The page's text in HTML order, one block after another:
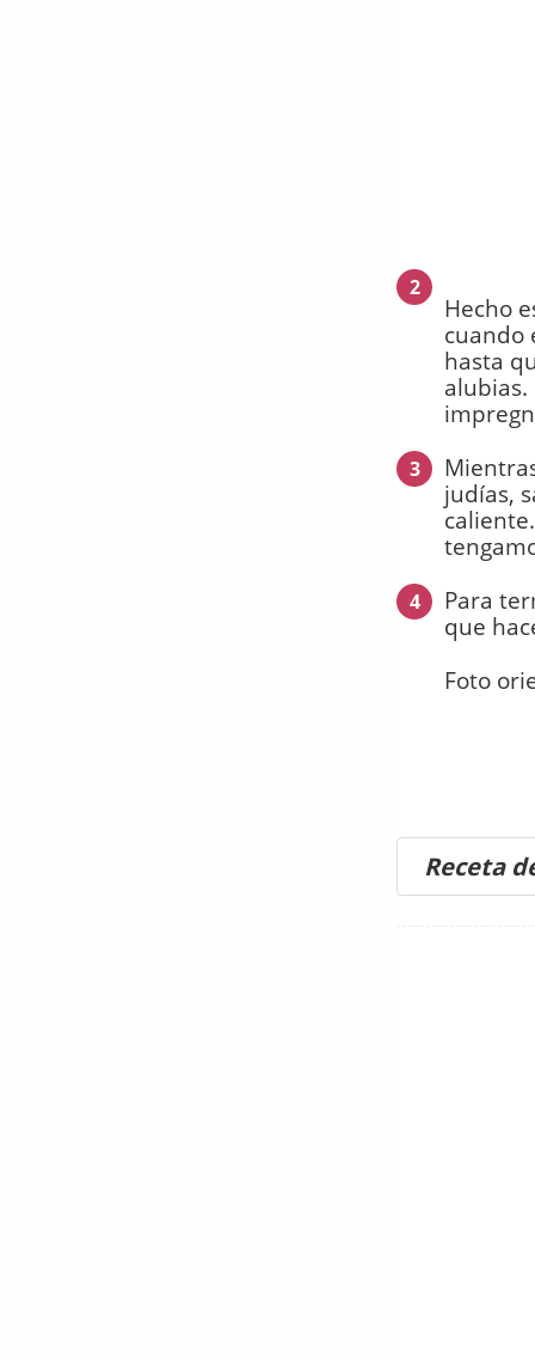
2
Hecho
cuando
hasta
alubias.
3
judías,
4
Para
que
Foto
Receta